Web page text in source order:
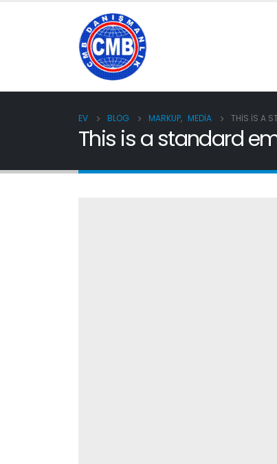
EV BLOG MARKUP, MEDIA THIS IS A
This is a standard